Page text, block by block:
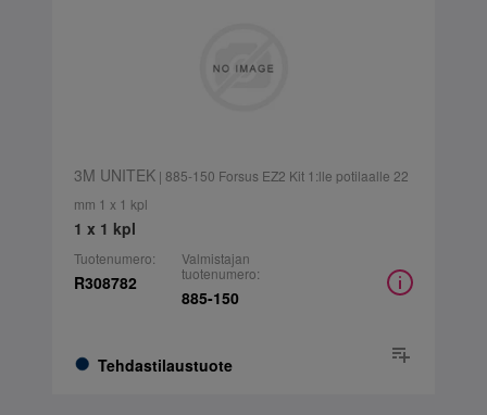
3M UNITEK| 885-150 Forsus EZ2 Kit 1:lle potilaalle 22
mm 1 x 1 kpl
1 x 1 kpl
Tuotenumero:
R308782
Tehdastilaustuote
Valmistajan
tuotenumero:
885-150